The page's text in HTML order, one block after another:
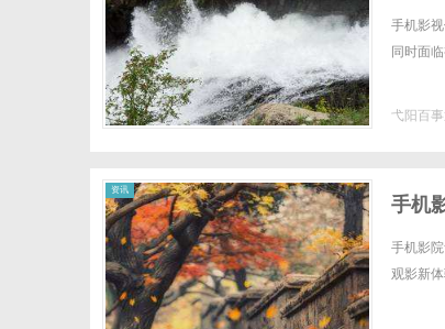
手机影
同时面
弋阳百事
资讯
手机
手机影
观影新